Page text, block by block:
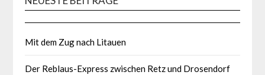
Mit dem Zug nach Litauen
Der Reblaus-Express zwischen Retz und Drosendorf